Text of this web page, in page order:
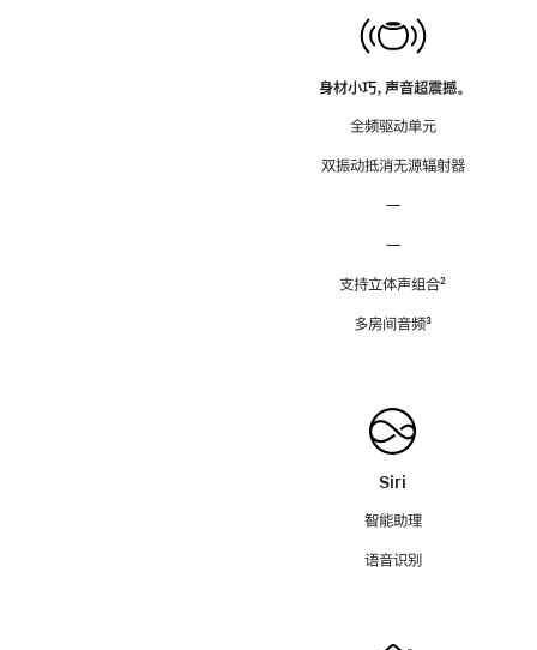
身材小巧，声音超震撼。
全频驱动单元
双振动抵消无源辐射器
—
—
支持立体声组合脚
²
多房间音频脚
³
Siri
智能助理
语音识别